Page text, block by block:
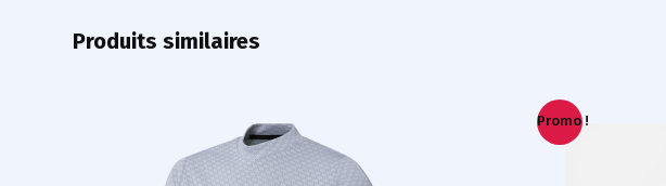
Produits similaires
Promo !